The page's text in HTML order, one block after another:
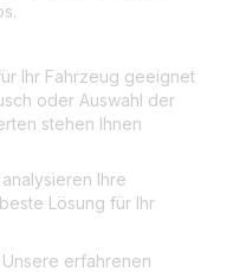
Ihr Fahrzeug geeignet
oder Auswahl der
stehen Ihnen
Ihre
Lösung für Ihr
Unsere erfahrenen